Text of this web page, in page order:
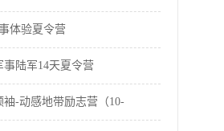
体验夏令营
事陆军14天夏令营
袖-动感地带励志营（10-